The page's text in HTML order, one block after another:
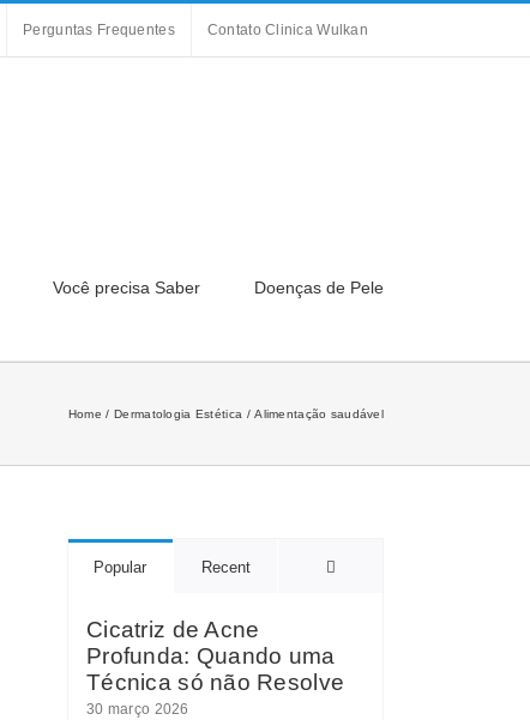
Perguntas Frequentes Contato Clinica Wulkan
Você precisa Saber Doenças de Pele
Home Dermatologia Estética Alimentação saudável
Popular Recent Comments
Cicatriz de Acne
Profunda: Quando uma
Técnica só não Resolve
30 março 2026